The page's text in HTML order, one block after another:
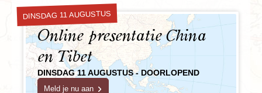
DINSDAG 11 AUGUSTUS
Online presentatie China
en Tibet
DINSDAG 11 AUGUSTUS - DOORLOPEND
Meld je nu aan